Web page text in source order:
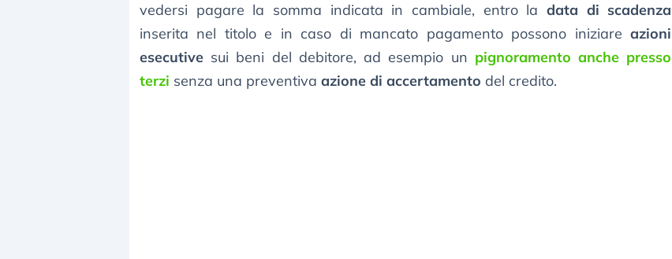
vedersi pagare la somma indicata in cambiale, entro ladata di scadenza
inserita nel titolo e in caso di mancato pagamento possono iniziareazioni
esecutive sui beni del debitore, ad esempio un pignoramento anche presso
terzi senza una preventiva azione di accertamento del credito.